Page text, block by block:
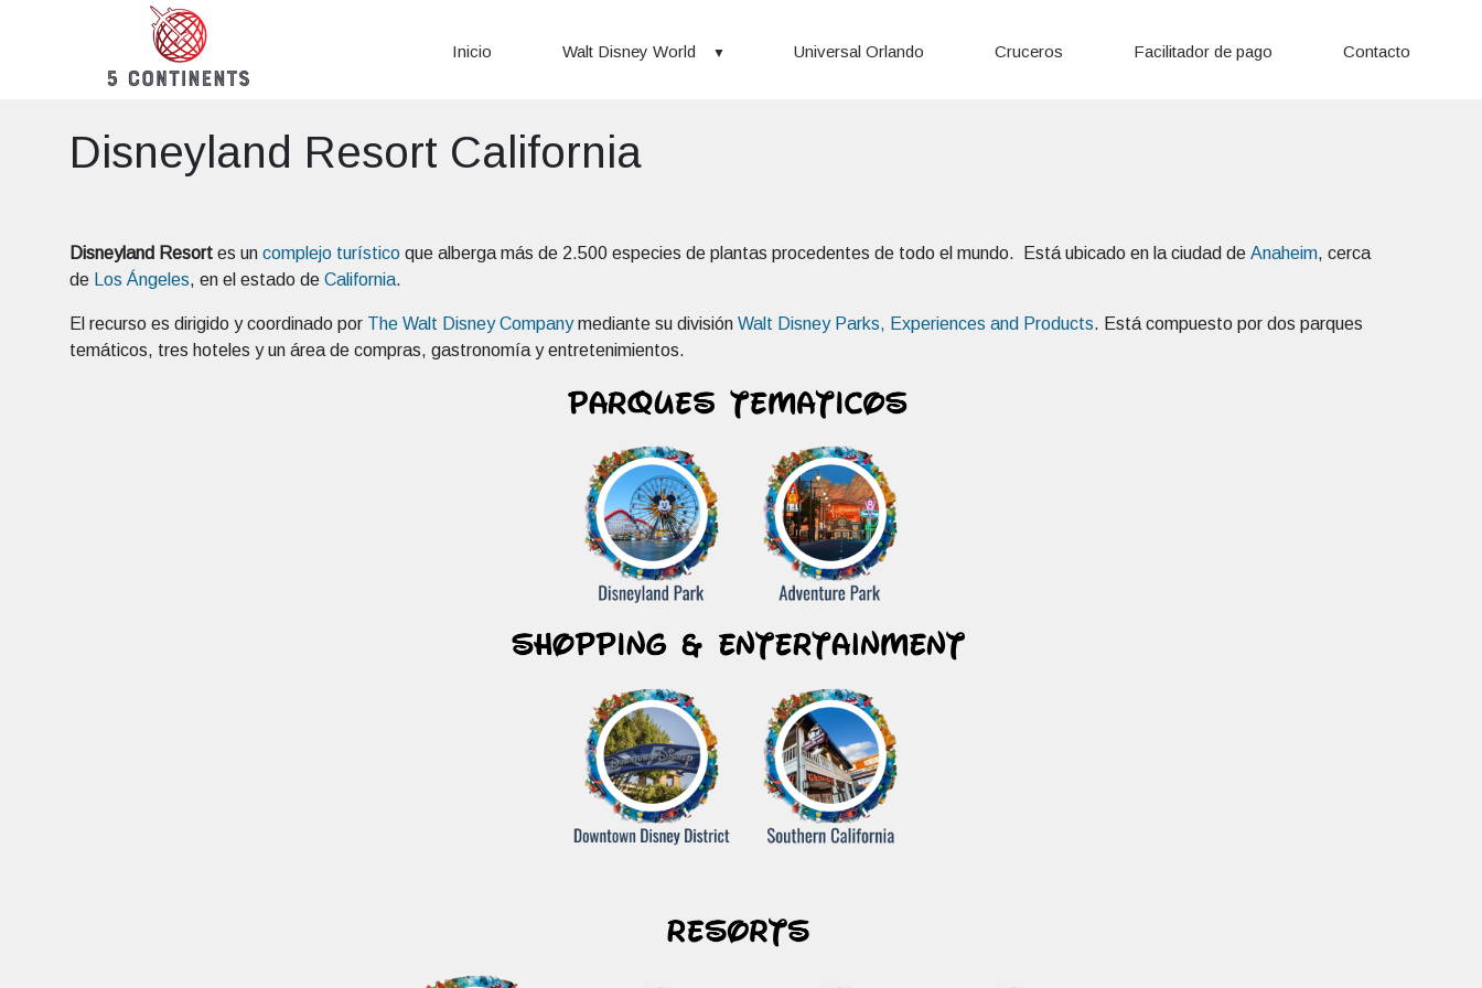
Inicio Walt Disney World Universal Orlando Cruceros Facilitador de pago Contacto
Disneyland Resort California
Disneyland Resortes un complejo turísticoque alberga más de 2.500 especies de plantas procedentes de todo el mundo. Está ubicado en la ciudad de Anaheim, cerca
de
Los Ángeles, en el estado de California.
El recurso es dirigido y coordinado por The Walt Disney Companymediante su división Walt Disney Parks, Experiences and Products. Está compuesto por dos parques
temáticos, tres hoteles y un área de compras, gastronomía y entretenimientos.